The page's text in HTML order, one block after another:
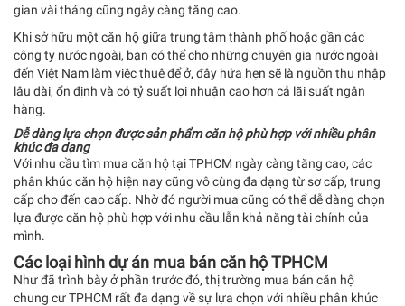
gian vài tháng cũng ngày càng tăng cao.
Khi sở hữu một căn hộ giữa trung tâm thành phố hoặc gần các
công ty nước ngoài, bạn có thể cho những chuyên gia nước ngoài
đến Việt Nam làm việc thuê để ở, đây hứa hẹn sẽ là nguồn thu nhập
lâu dài, ổn định và có tỷ suất lợi nhuận cao hơn cả lãi suất ngân
hàng.
Dễ dàng lựa chọn được sản phẩm căn hộ phù hợp với nhiều phân
khúc đa dạng
Với nhu cầu tìm mua căn hộ tại TPHCM ngày càng tăng cao, các
phân khúc căn hộ hiện nay cũng vô cùng đa dạng từ sơ cấp, trung
cấp cho đến cao cấp. Nhờ đó người mua cũng có thể dễ dàng chọn
lựa được căn hộ phù hợp với nhu cầu lẫn khả năng tài chính của
mình.
Các loại hình dự án mua bán căn hộ TPHCM
Như đã trình bày ở phần trước đó, thị trường mua bán căn hộ
chung cư TPHCM rất đa dạng về sự lựa chọn với nhiều phân khúc